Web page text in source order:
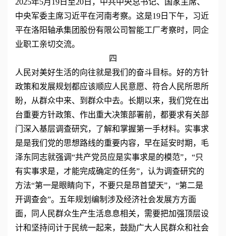
2025年5月19日至20日，中共中央总书记、国家主席、
中央军委主席习近平在河南考察。这是19日下午，习近
平在洛阳轴承集团股份有限公司智能工厂考察时，同企
业职工亲切交流。
四
人民对美好生活的向往就是我们的奋斗目标。好的方针
政策和发展规划都应该顺应人民意愿、符合人民所思所
盼，从群众中来、到群众中去。长期以来，我们党在出
台重要方针政策、作出重大决策部署前，都要求有关部
门深入基层调查研究，了解和掌握第一手材料。实事求
是是我们党的思想路线的重要内容，早在延安时期，毛
泽东同志就强调“共产党员应是实事求是的模范”，“只
有实事求是，才能完成确定的任务”，认为调查研究的
方法“第一是眼睛向下，不要只是昂首望天”，“第二是
开调查会”。五年规划编制涉及经济社会发展方方面
面，同人民群众生产生活息息相关，需要把加强顶层设
计和坚持问计于民统一起来，鼓励广大人民群众和社会